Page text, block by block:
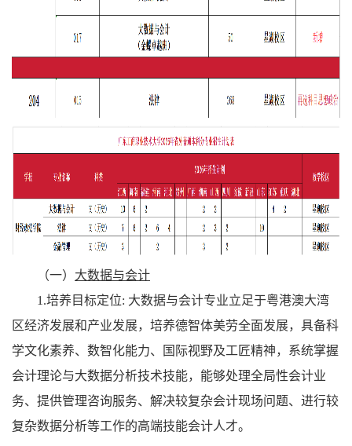
（一） 大数据与会计
1.培养目标定位: 大数据与会计专业立足于粤港澳大湾
区经济发展和产业发展，培养德智体美劳全面发展，具备科
学文化素养、数智化能力、国际视野及工匠精神，系统掌握
会计理论与大数据分析技术技能，能够处理全局性会计业
务、提供管理咨询服务、解决较复杂会计现场问题、进行较
复杂数据分析等工作的高端技能会计人才。